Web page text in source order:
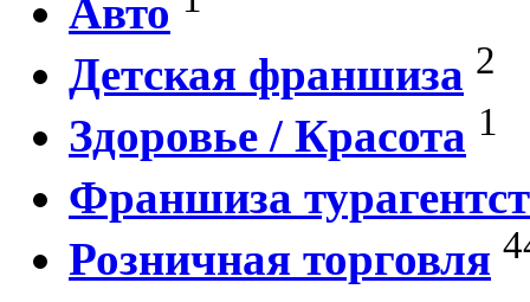
Авто
Детская франшиза 2
Здоровье / Красота 1
Франшиза
Розничная торговля